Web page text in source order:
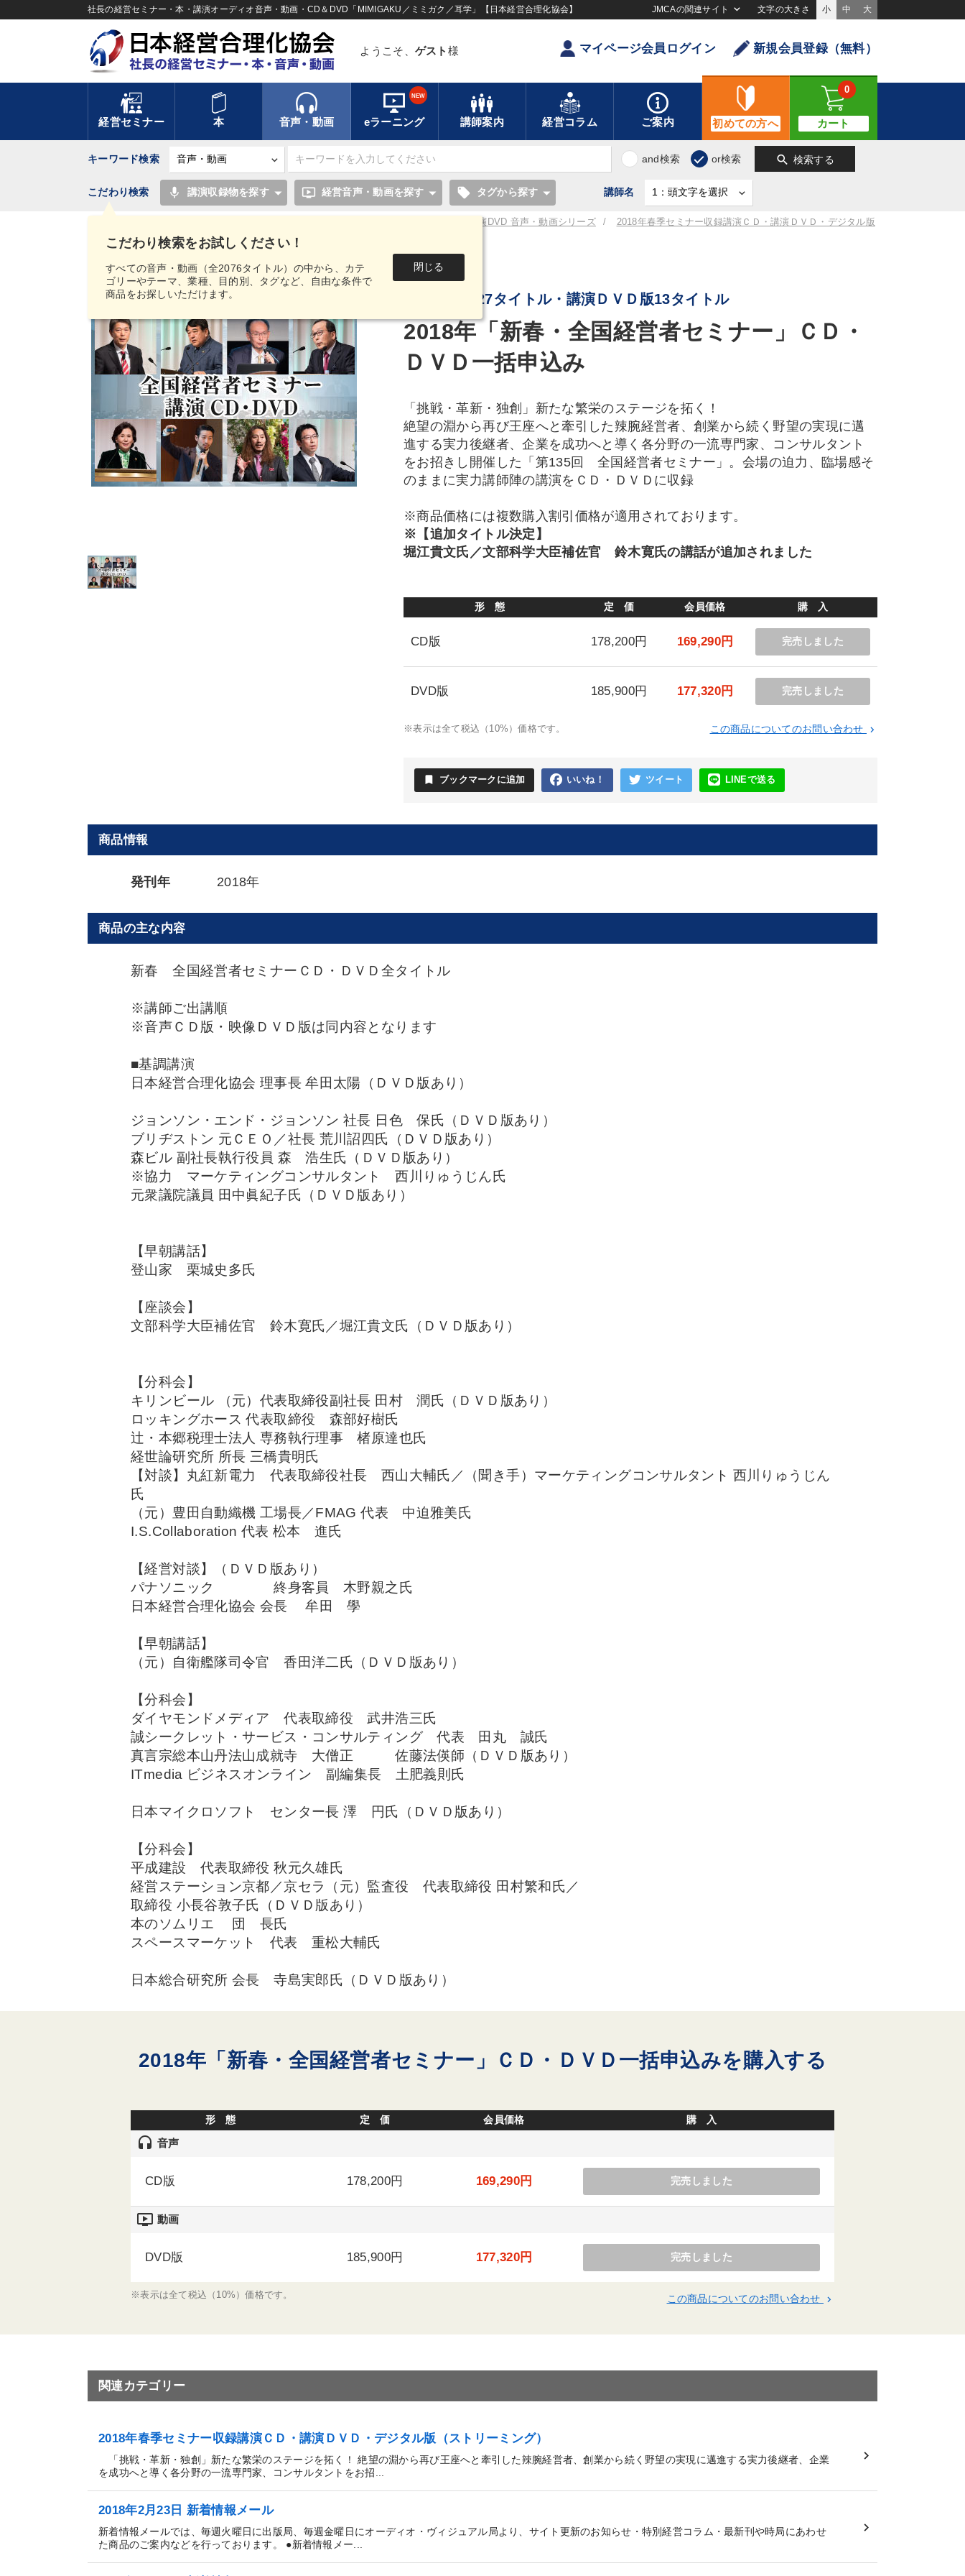
社長の経営セミナー・本・講演オーディオ音声・動画・CD＆DVD「MIMIGAKU／ミミガク／耳学」【日本経営合理化協会】 JMCAの関連サイト 文字の大きさ 小 中 大
ようこそ、 ゲスト 様 マイページ会員ログイン 新規会員登録（無料）
経営セミナー 本 音声・動画 eラーニング
NEW
講師案内 経営コラム ご案内 初めての方へ カート
0
キーワード検索 and検索 or検索 search 検索する
こだわり検索をお試しください！
すべての音声・動画（全2076タイトル）の中から、カテ
ゴリーやテーマ、業種、目的別、タグなど、自由な条件で
商品をお探しいただけます。
閉じる
こだわり検索 mic 講演収録物を探す ondemand_video 経営音声・動画を探す local_offer タグから探す 講師名
【MIMIGAKU／ミミガク／耳学】全国経営者セミナー講演CD・講演DVD 音声・動画シリーズ
2018年春季セミナー収録講演ＣＤ・講演ＤＶＤ・デジタル版
（ストリーミング）
2018年「新春・全国経営者セミナー」ＣＤ・ＤＶＤ一括申込み
音声・動画
講演ＣＤ版27タイトル・講演ＤＶＤ版13タイトル
2018年「新春・全国経営者セミナー」ＣＤ・
ＤＶＤ一括申込み
「挑戦・革新・独創」新たな繁栄のステージを拓く！
絶望の淵から再び王座へと牽引した辣腕経営者、創業から続く野望の実現に邁
進する実力後継者、企業を成功へと導く各分野の一流専門家、コンサルタント
をお招きし開催した「第135回 全国経営者セミナー」。会場の迫力、臨場感そ
のままに実力講師陣の講演をＣＤ・ＤＶＤに収録
※商品価格には複数購入割引価格が適用されております。
※【追加タイトル決定】
堀江貴文氏／文部科学大臣補佐官 鈴木寛氏の講話が追加されました
形 態 定 価 会員価格 購 入
CD版 178,200円 169,290円 完売しました
DVD版 185,900円 177,320円 完売しました
※表示は全て税込（10%）価格です。 この商品についてのお問い合わせ keyboard_arrow_right
bookmark ブックマークに追加 いいね！ ツイート LINEで送る
商品情報
発刊年 2018年
商品の主な内容
新春 全国経営者セミナーＣＤ・ＤＶＤ全タイトル
※講師ご出講順
※音声ＣＤ版・映像ＤＶＤ版は同内容となります
■基調講演
日本経営合理化協会 理事長 牟田太陽（ＤＶＤ版あり）
ジョンソン・エンド・ジョンソン 社長 日色 保氏（ＤＶＤ版あり）
ブリヂストン 元ＣＥＯ／社長 荒川詔四氏（ＤＶＤ版あり）
森ビル 副社長執行役員 森 浩生氏（ＤＶＤ版あり）
※協力 マーケティングコンサルタント 西川りゅうじん氏
元衆議院議員 田中眞紀子氏（ＤＶＤ版あり）
【早朝講話】
登山家 栗城史多氏
【座談会】
文部科学大臣補佐官 鈴木寛氏／堀江貴文氏（ＤＶＤ版あり）
【分科会】
キリンビール （元）代表取締役副社長 田村 潤氏（ＤＶＤ版あり）
ロッキングホース 代表取締役 森部好樹氏
辻・本郷税理士法人 専務執行理事 楮原達也氏
経世論研究所 所長 三橋貴明氏
【対談】丸紅新電力 代表取締役社長 西山大輔氏／（聞き手）マーケティングコンサルタント 西川りゅうじん
氏
（元）豊田自動織機 工場長／FMAG 代表 中迫雅美氏
I.S.Collaboration 代表 松本 進氏
【経営対談】（ＤＶＤ版あり）
パナソニック 終身客員 木野親之氏
日本経営合理化協会 会長 牟田 學
【早朝講話】
（元）自衛艦隊司令官 香田洋二氏（ＤＶＤ版あり）
【分科会】
ダイヤモンドメディア 代表取締役 武井浩三氏
誠シークレット・サービス・コンサルティング 代表 田丸 誠氏
真言宗総本山丹法山成就寺 大僧正 佐藤法偀師（ＤＶＤ版あり）
ITmedia ビジネスオンライン 副編集長 土肥義則氏
日本マイクロソフト センター長 澤 円氏（ＤＶＤ版あり）
【分科会】
平成建設 代表取締役 秋元久雄氏
経営ステーション京都／京セラ（元）監査役 代表取締役 田村繁和氏／
取締役 小長谷敦子氏（ＤＶＤ版あり）
本のソムリエ 団 長氏
スペースマーケット 代表 重松大輔氏
日本総合研究所 会長 寺島実郎氏（ＤＶＤ版あり）
2018年「新春・全国経営者セミナー」ＣＤ・ＤＶＤ一括申込みを購入する
形 態 定 価 会員価格 購 入
headset 音声
CD版 178,200円 169,290円 完売しました
ondemand_video 動画
DVD版 185,900円 177,320円 完売しました
※表示は全て税込（10%）価格です。 この商品についてのお問い合わせ keyboard_arrow_right
関連カテゴリー
2018年春季セミナー収録講演ＣＤ・講演ＤＶＤ・デジタル版（ストリーミング）
「挑戦・革新・独創」新たな繁栄のステージを拓く！ 絶望の淵から再び王座へと牽引した辣腕経営者、創業から続く野望の実現に邁進する実力後継者、企業
を成功へと導く各分野の一流専門家、コンサルタントをお招...
2018年2月23日 新着情報メール
新着情報メールでは、毎週火曜日に出版局、毎週金曜日にオーディオ・ヴィジュアル局より、サイト更新のお知らせ・特別経営コラム・最新刊や時局にあわせ
た商品のご案内などを行っております。 ●新着情報メー...